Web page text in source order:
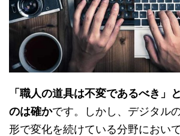
「職人の道具は不変であるべき」
のは確かです。しかし、デジタル
形で変化を続けている分野におい